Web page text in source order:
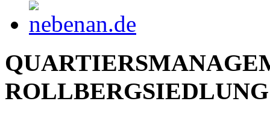
ROLLBERGSIEDLUNG